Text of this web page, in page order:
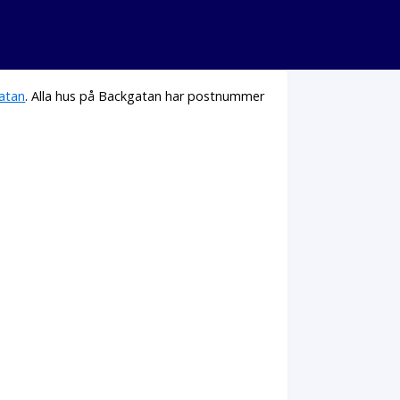
. Alla hus på Backgatan har postnummer